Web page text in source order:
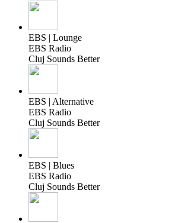
EBS | Lounge
EBS Radio
Cluj Sounds Better
EBS | Alternative
EBS Radio
Cluj Sounds Better
EBS | Blues
EBS Radio
Cluj Sounds Better